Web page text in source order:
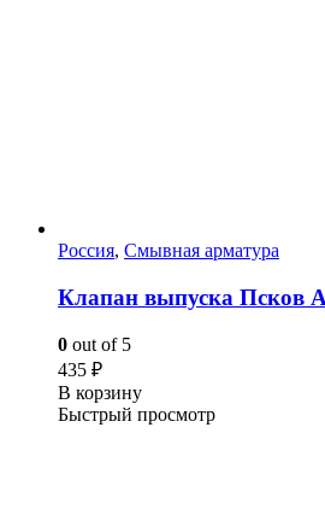
Россия, Смывная арматура
Клапан выпуска Псков
0 out of 5
435 ₽
В корзину
Быстрый просмотр